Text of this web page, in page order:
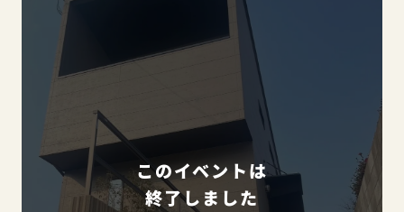
このイベントは
終了しました